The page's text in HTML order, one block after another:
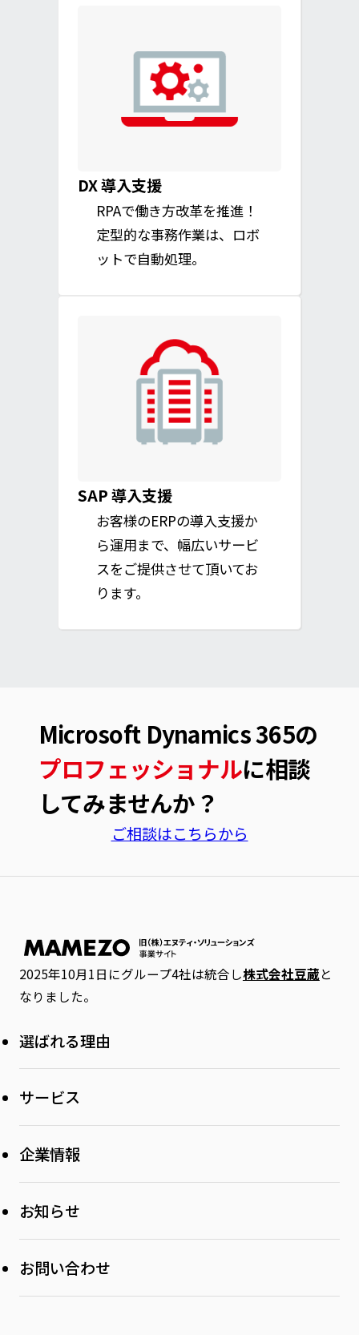
DX 導入支援
RPAで働き方改革を推進！
定型的な事務作業は、ロボ
ットで自動処理。
SAP 導入支援
お客様のERPの導入支援か
ら運用まで、幅広いサービ
スをご提供させて頂いてお
ります。
Microsoft Dynamics 365の
プロフェッショナルに相談
してみませんか？
ご相談はこちらから
2025年10月1日にグループ4社は統合し株式会社豆蔵と
なりました。
選ばれる理由
サービス
Dynamics 365 FO 導入支援
DX導入支援
SAP導入支援
Dynamics 365 トレーニング
企業情報
お知らせ
お問い合わせ